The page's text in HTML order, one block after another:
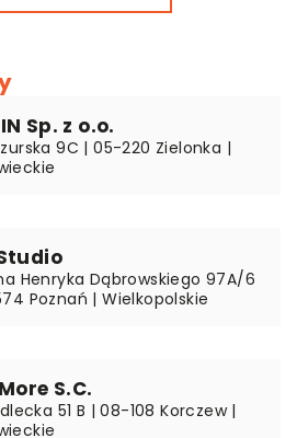
Sp. z o.o.
9C | 05-220 Zielonka |
Henryka Dąbrowskiego 97A/6
Poznań | Wielkopolskie
S.C.
51 B | 08-108 Korczew |